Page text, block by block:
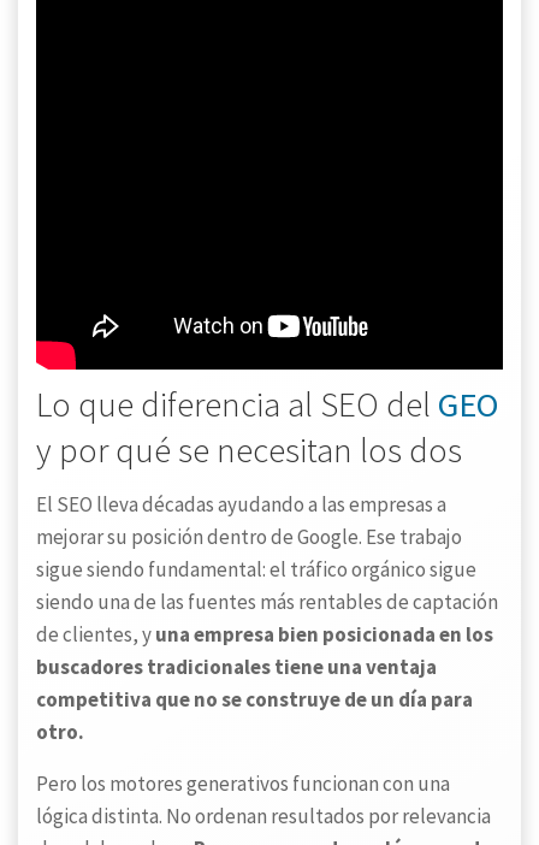
Lo que diferencia al SEO del GEO
y por qué se necesitan los dos
El SEO lleva décadas ayudando a las empresas a
mejorar su posición dentro de Google. Ese trabajo
sigue siendo fundamental: el tráfico orgánico sigue
siendo una de las fuentes más rentables de captación
de clientes, yuna empresa bien posicionada en los
buscadores tradicionales tiene una ventaja
competitiva que no se construye de un día para
otro.
Pero los motores generativos funcionan con una
lógica distinta. No ordenan resultados por relevancia